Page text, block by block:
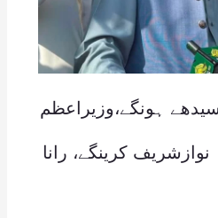
ہونگے،وزیراعظم
کرینگے، رانا